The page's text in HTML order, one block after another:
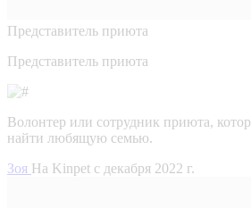
Представитель приюта
Представитель приюта
Волонтер или сотрудник приюта,
найти любящую семью.
Зоя На Kinpet c декабря 2022 г.